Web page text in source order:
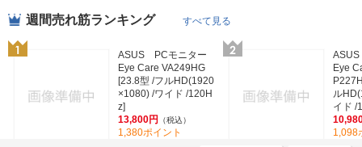
週間売れ筋ランキング すべて見る
ASUS PCモニター
Eye Care VA249HG
[23.8型 /フルHD(1920
×1080) /ワイド /120H
z]
13,800円
（税込）
1,380ポイント
Eye
ル
イド /
1,098